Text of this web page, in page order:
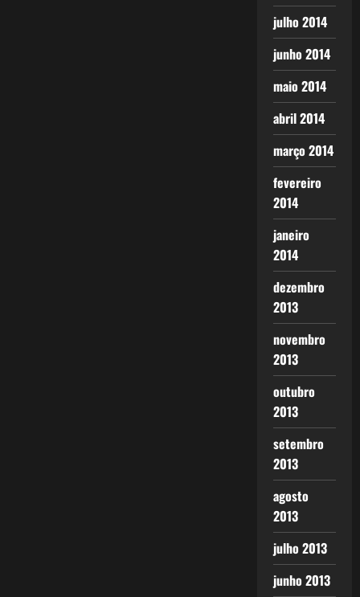
julho 2014
junho 2014
maio 2014
abril 2014
março 2014
fevereiro
2014
janeiro
2014
dezembro
2013
novembro
2013
outubro
2013
setembro
2013
agosto
2013
julho 2013
junho 2013